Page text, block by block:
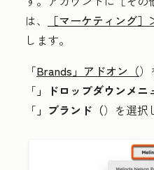
は、
［マーケティング］
します。
「Brands」アドオン（
「 」ドロップダウンメニ
「 」ブランド（）を選択